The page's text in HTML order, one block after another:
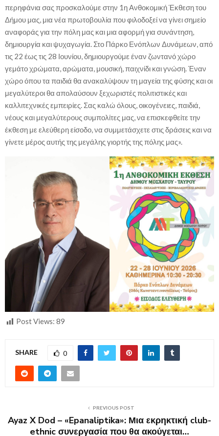
περηφάνια σας προσκαλούμε στην 1η Ανθοκομική Έκθεση του
Δήμου μας, μια νέα πρωτοβουλία που φιλοδοξεί να γίνει σημείο
αναφοράς για την πόλη μας και μια αφορμή για συνάντηση,
δημιουργία και ψυχαγωγία. Στο Πάρκο Ενόπλων Δυνάμεων, από
τις 22 έως τις 28 Ιουνίου, δημιουργούμε έναν ζωντανό χώρο
γεμάτο χρώματα, αρώματα, μουσική, παιχνίδι και γνώση. Έναν
χώρο όπου τα παιδιά θα ανακαλύψουν τη μαγεία της φύσης και οι
μεγαλύτεροι θα απολαύσουν ξεχωριστές πολιτιστικές και
καλλιτεχνικές εμπειρίες. Σας καλώ όλους, οικογένειες, παιδιά,
νέους και μεγαλύτερους συμπολίτες μας, να επισκεφθείτε την
έκθεση με ελεύθερη είσοδο, να συμμετάσχετε στις δράσεις και να
γίνετε μέρος αυτής της μεγάλης γιορτής της πόλης μας».
Post Views: 89
SHARE 0
PREVIOUS POST
Ayaz X Dod – «Epanaliptika»: Μια εκρηκτική club-
ethnic συνεργασία που θα ακούγεται…